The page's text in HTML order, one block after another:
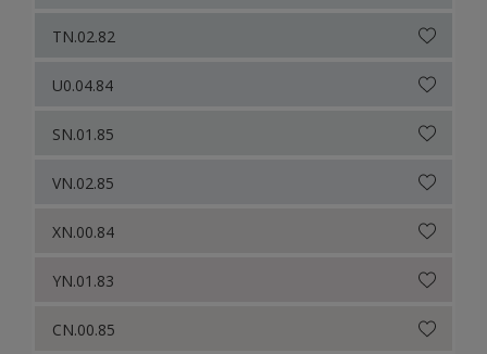
TN.02.82
U0.04.84
SN.01.85
VN.02.85
XN.00.84
YN.01.83
CN.00.85